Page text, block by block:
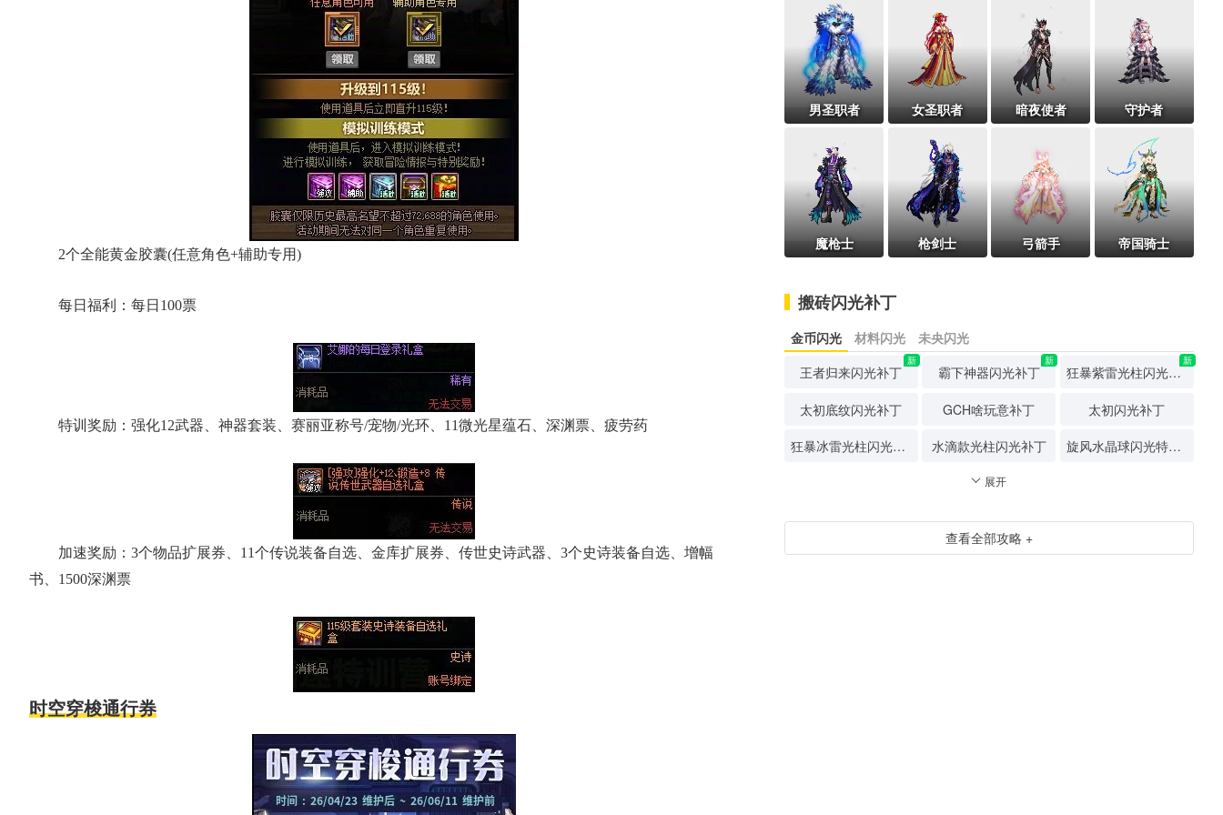
2个全能黄金胶囊(任意角色+辅助专用)
每日福利：每日100票
特训奖励：强化12武器、神器套装、赛丽亚称号/宠物/光环、11微光星蕴石、深渊票、疲劳药
加速奖励：3个物品扩展券、11个传说装备自选、金库扩展券、传世史诗武器、3个史诗装备自选、增幅
书、1500深渊票
时空穿梭通行券
男圣职者 女圣职者 暗夜使者 守护者
魔枪士 枪剑士 弓箭手 帝国骑士
搬砖闪光补丁
金币闪光 材料闪光
未央闪光
王者归来闪光补丁
新
霸下神器闪光补丁
新
狂暴紫雷光柱闪光补丁
新
太初底纹闪光补丁 GCH啥玩意补丁 太初闪光补丁
狂暴冰雷光柱闪光补丁 水滴款光柱闪光补丁 旋风水晶球闪光特效补丁
展开
查看全部攻略 +